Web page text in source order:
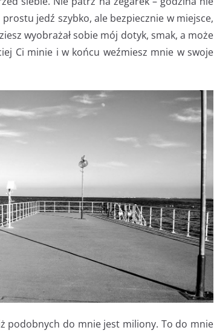
jedź szybko, ale bezpiecznie w miejsce,
wyobrażał sobie mój dotyk, smak, a może
Ci minie i w końcu weźmiesz mnie w swoje
podobnych do mnie jest miliony. To do mnie